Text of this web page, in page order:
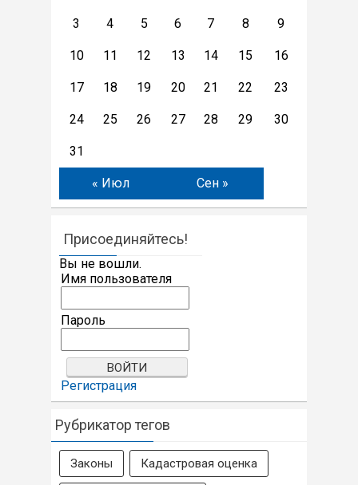
« Июл Сен »
3 4 5 6 7 8 9
10 11 12 13 14 15 16
17 18 19 20 21 22 23
24 25 26 27 28 29 30
31
Присоединяйтесь!
Вы не вошли.
Имя пользователя
Пароль
Регистрация
Рубрикатор тегов
Законы Кадастровая оценка